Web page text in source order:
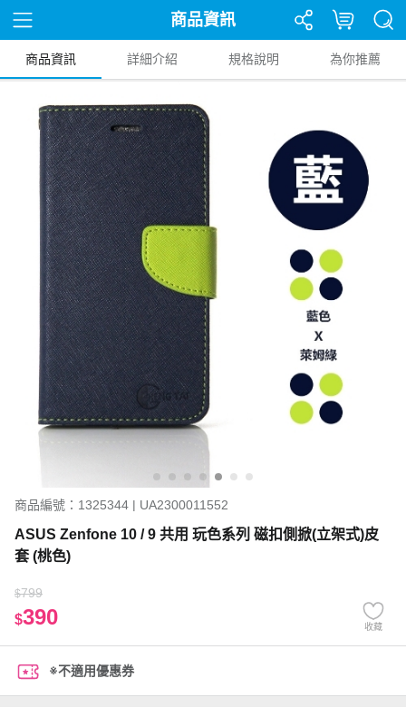
商品資訊
商品資訊 詳細介紹 規格說明 為你推薦
商品編號：1325344 | UA2300011552
ASUS Zenfone 10 / 9 共用 玩色系列 磁扣側掀(立架式)皮
套 (桃色)
$799
$390 收藏
※不適用優惠券